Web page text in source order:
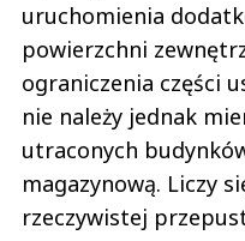
uruchomienia
powierzchni
ograniczenia części
nie należy jednak
utraconych
magazynową. Liczy
rzeczywistej